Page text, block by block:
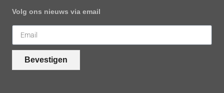
Volg ons nieuws via email
Bevestigen